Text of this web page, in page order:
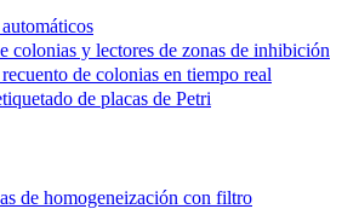
colonias y lectores de zonas de inhibición
de colonias en tiempo real
de placas de Petri
de homogeneización con filtro